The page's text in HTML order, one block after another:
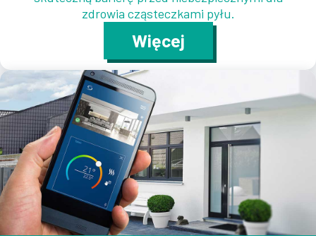
zdrowia cząsteczkami pyłu.
Więcej